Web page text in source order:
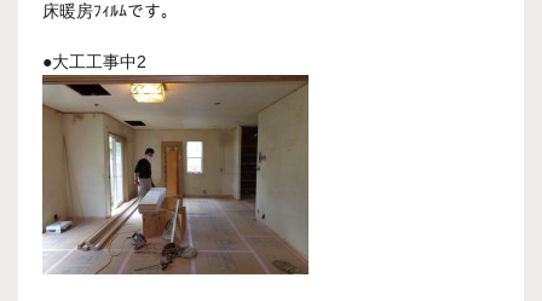
床暖房ﾌｨﾙﾑです。
●大工工事中2